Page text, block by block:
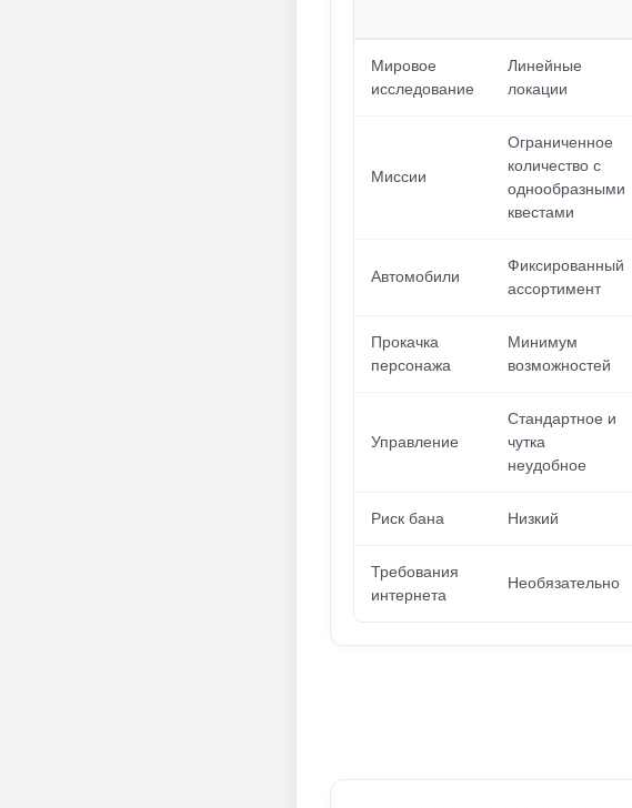
Мировое
исследование
Линейные
локации
Миссии
Ограниченное
количество с
однообразными
квестами
Автомобили
Фиксированный
ассортимент
Прокачка
персонажа
Минимум
возможностей
Управление
Стандартное и
чутка
неудобное
Риск бана Низкий
Требования
интернета
Необязательно